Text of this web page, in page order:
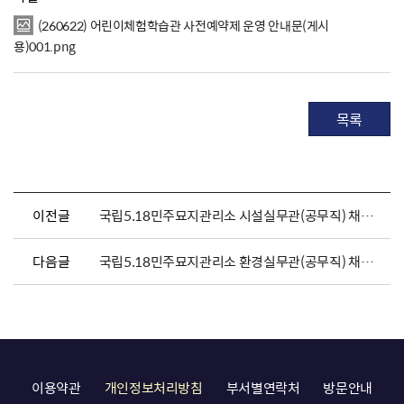
(260622) 어린이체험학습관 사전예약제 운영 안내문(게시
용)001.png
목록
이전글 국립5.18민주묘지관리소 시설실무관(공무직) 채용시험 최종합격자 및 제출서류 안내 공고
다음글 국립5.18민주묘지관리소 환경실무관(공무직) 채용시험 최종합격자 및 제출서류 안내 공고
이용약관 개인정보처리방침 부서별연락처
방문안내